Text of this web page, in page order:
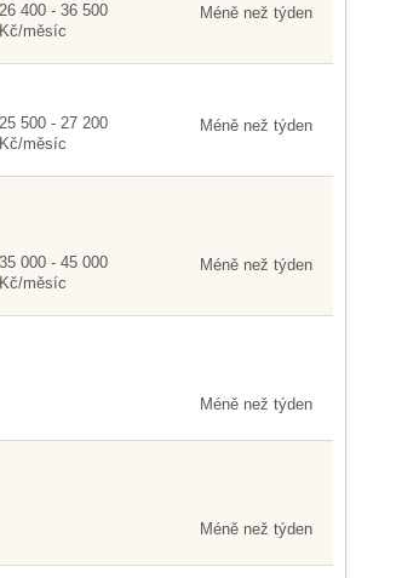
26 400 - 36 500
Kč/měsíc
Méně než týden
25 500 - 27 200
Kč/měsíc
Méně než týden
35 000 - 45 000
Kč/měsíc
Méně než týden
Méně než týden
Méně než týden